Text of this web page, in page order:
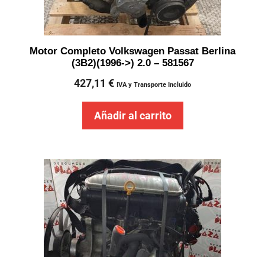
Motor Completo Volkswagen Passat Berlina
(3B2)(1996->) 2.0 – 581567
427,11 € IVA y Transporte Incluido
Añadir al carrito